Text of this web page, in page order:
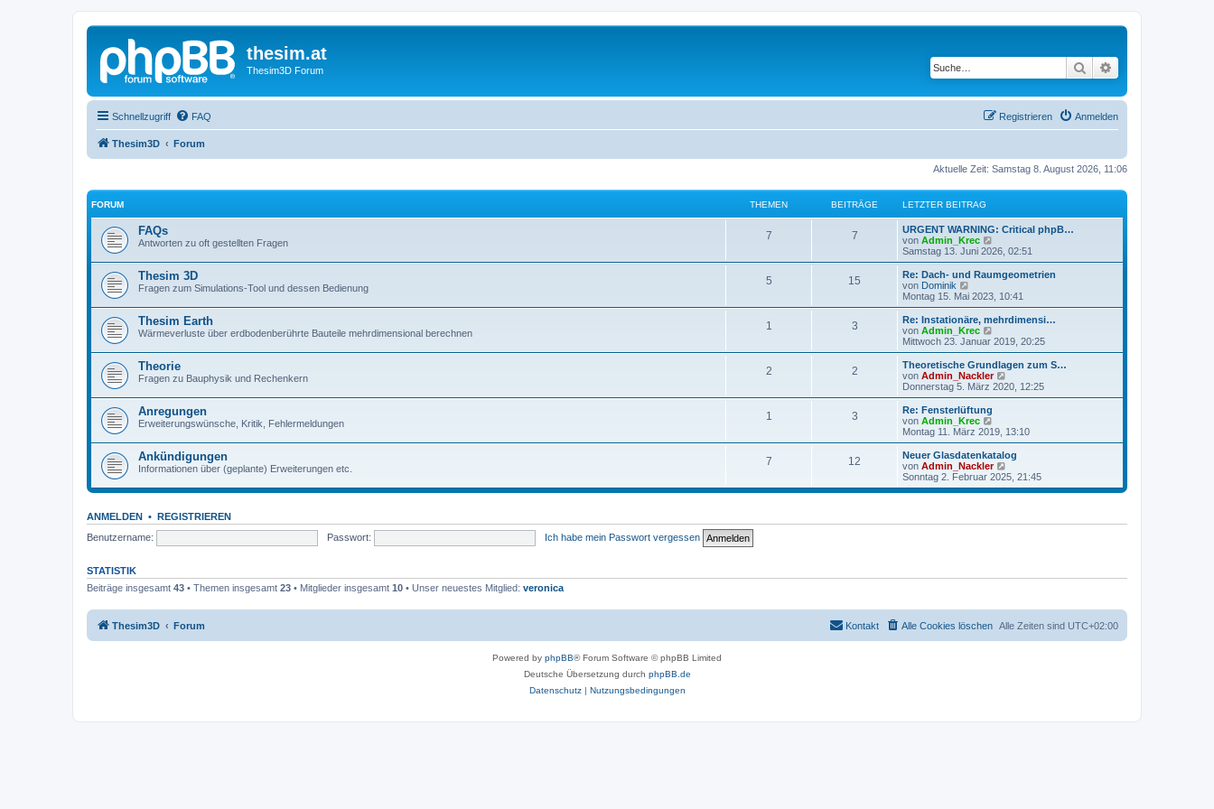
thesim.at
Thesim3D Forum Suche
Schnellzugriff FAQ Anmelden
Registrieren
Thesim3D Forum
Aktuelle Zeit: Samstag 8. August 2026, 11:06
FORUM THEMEN BEITRÄGE LETZTER BEITRAG
FAQs
Antworten zu oft gestellten Fragen
7 7
URGENT WARNING: Critical phpB…
von Admin_Krec
e
u
e
t
e
B
e
i
r
a
g
Samstag 13. Juni 2026, 02:51
Thesim 3D
Fragen zum Simulations-Tool und dessen Bedienung
5 15
Re: Dach- und Raumgeometrien
von Dominik
e
u
e
s
t
r
B
e
i
r
a
g
Montag 15. Mai 2023, 10:41
Thesim Earth
Wärmeverluste über erdbodenberührte Bauteile mehrdimensional berechnen
1 3
Re: Instationäre, mehrdimensi…
von Admin_Krec
e
u
e
s
t
e
i
r
a
g
Mittwoch 23. Januar 2019, 20:25
Theorie
Fragen zu Bauphysik und Rechenkern
2 2
Theoretische Grundlagen zum S…
von Admin_Nackler
e
u
t
B
e
i
t
g
Donnerstag 5. März 2020, 12:25
Anregungen
Erweiterungswünsche, Kritik, Fehlermeldungen
1 3
Re: Fensterlüftung
von Admin_Krec
e
u
e
s
t
r
i
Montag 11. März 2019, 13:10
Ankündigungen
Informationen über (geplante) Erweiterungen etc.
7 12
Neuer Glasdatenkatalog
von Admin_Nackler
e
u
Sonntag 2. Februar 2025, 21:45
ANMELDEN • REGISTRIEREN
Benutzername:
Passwort: Ich habe mein Passwort vergessen
STATISTIK
Beiträge insgesamt 43 • Themen insgesamt 23 • Mitglieder insgesamt 10 • Unser neuestes Mitglied: veronica
Thesim3D Forum Alle Zeiten sind UTC+02:00
Alle Cookies löschen
Kontakt
Powered by phpBB® Forum Software © phpBB Limited
Deutsche Übersetzung durch phpBB.de
Datenschutz| Nutzungsbedingungen